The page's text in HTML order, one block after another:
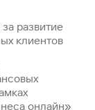
развитие
клиентов
онлайн»